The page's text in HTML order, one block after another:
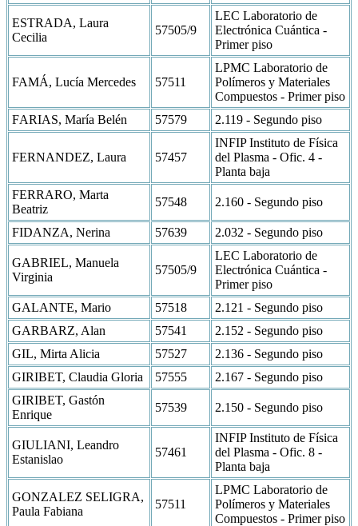
ESTRADA, Laura
Cecilia
57505/9
LEC Laboratorio de
Electrónica Cuántica -
Primer piso
FAMÁ, Lucía Mercedes 57511
LPMC Laboratorio de
Polímeros y Materiales
Compuestos - Primer piso
FARIAS, María Belén
57579 2.119 - Segundo piso
FERNANDEZ, Laura 57457
INFIP Instituto de Física
del Plasma - Ofic. 4 -
Planta baja
FERRARO, Marta
Beatriz
57548 2.160 - Segundo piso
FIDANZA, Nerina 57639 2.032 - Segundo piso
GABRIEL, Manuela
Virginia
57505/9
LEC Laboratorio de
Electrónica Cuántica -
Primer piso
GALANTE, Mario
57518
2.121 - Segundo piso
GARBARZ, Alan
57541
2.152 - Segundo piso
GIL, Mirta Alicia
57527
2.136 - Segundo piso
GIRIBET, Claudia Gloria
57555
2.167 - Segundo piso
GIRIBET, Gastón
Enrique
57539 2.150 - Segundo piso
GIULIANI, Leandro
Estanislao
57461
INFIP Instituto de Física
del Plasma - Ofic. 8 -
Planta baja
GONZALEZ SELIGRA,
Paula Fabiana
57511
LPMC Laboratorio de
Polímeros y Materiales
Compuestos - Primer piso